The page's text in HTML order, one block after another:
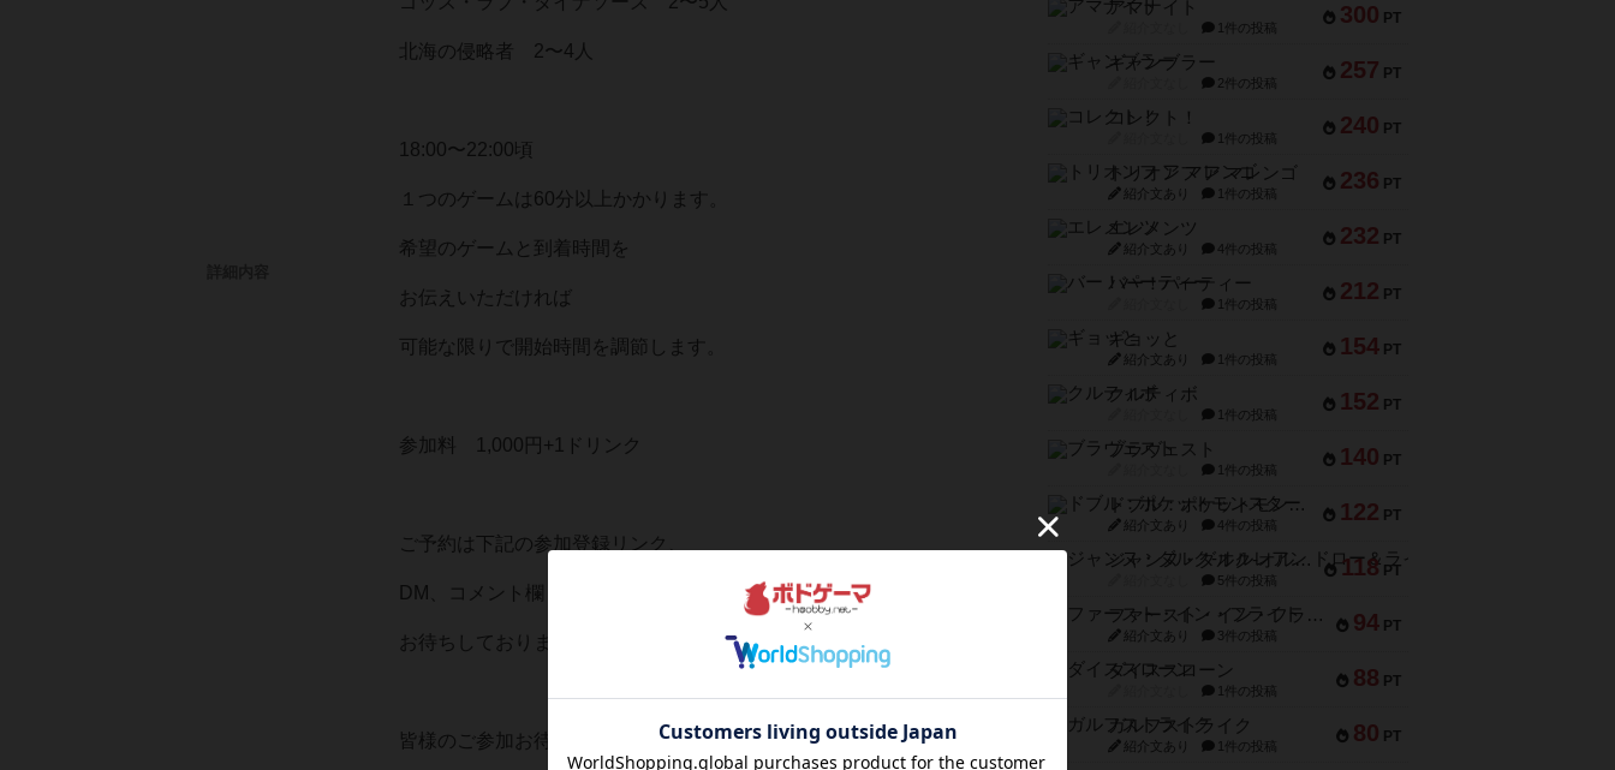
北海の侵略者 2〜4人
18:00〜22:00頃
１つのゲームは60分以上かかります。
希望のゲームと到着時間を
お伝えいただければ
可能な限りで開始時間を調節します。
参加料 1,000円+1ドリンク
ご予約は下記の参加登録リンク、
DM、コメント欄またはお電話より
お待ちしております。
皆様のご参加お待ちしております！
300 PT
アマナイト
1件の投稿
257 PT
ギャンブラー
2件の投稿
240 PT
コレクト！
1件の投稿
236 PT
トリオンフ ア マレンゴ
紹介文あり 1件の投稿
232 PT
エレメンツ
紹介文あり 4件の投稿
212 PT
バー！パーティー
1件の投稿
154 PT
ギョッと
紹介文あり 1件の投稿
152 PT
クルティボ
1件の投稿
140 PT
ブラヴェスト
1件の投稿
122 PT
ドブル：ポケットモンスター
紹介文あり 4件の投稿
118 PT
ジャンヌ・ダルク-オルレアン ドロー＆ライト
5件の投稿
94 PT
ファースト・イン・フライト
紹介文あり 3件の投稿
88 PT
ダイススローン
1件の投稿
80 PT
ガルフストライク
紹介文あり 1件の投稿